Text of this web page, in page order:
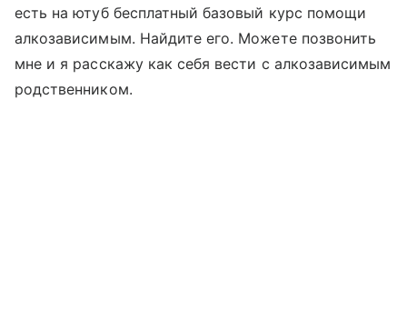
есть на ютуб бесплатный базовый курс помощи
алкозависимым. Найдите его. Можете позвонить
мне и я расскажу как себя вести с алкозависимым
родственником.